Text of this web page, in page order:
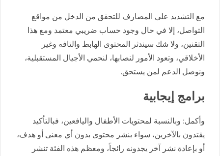
مع التشديد على المصارف للتحقق من الدخل من مواقع
التواصل، إلا في حال وجود حساب ضريبي معتمد ومع هذا
التقنين، ولا شك سيندثر المحتوى الهابط والتافه وغير
الأخلاقي، وتعود الأمور لنصابها، لنحمي الأجيال المستقبلية،
ونوصل الدعم لمن يستحق.
برامج إيجابية
وأكمل: وبالنسبة لمحتويات الأطفال واليافعين، فبالتأكيد
يقتدون بالآخرين، سواء بنشر محتوى بدون أي معنى أو هدف،
أو بإعادة نشر آخر يجدونه رائجاً، ومعظم هذه الفئة تنشر